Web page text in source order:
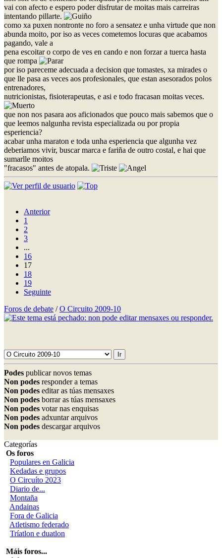
vai con afecto e espero poder disfrutar de moitas mais carreiras
intentando pillarte.
como xa puxen nontronte no foro a sensatez e unha virtude que non
abunda moito, por iso as veces cometemos locuras que acabamos
pagando, vale a
pena escoitar o corpo de ves en cando e non forzar a tuerca hasta
que rompa
por iso pareceme adecuada a decision que tomastes, xa mirades o
que lle pasa as veces aos profesionales, que estan asesorados polos
entrenadores,
nutricionistas, fisioterapeutas, e asi e todo fracasan moitas veces.
que non nos pasara aos aficionados que pouco mais sabemos que o
que leemos nalgunha revista especializada ou por propia
esperiencia?
acabar unha maraton e toda unha esperiencia que algunha vez
deberiamos vivir, buscar marca e fariña de outro costal, e hai que
sumarlle moitos
"fracasos" antes de atopala.
Anterior
1
2
3
...
16
17
18
19
Seguinte
Foros de debate /O Circuito 2009-10
Podes publicar novos temas
Non podes responder a temas
Non podes editar as túas mensaxes
Non podes borrar as túas mensaxes
Non podes votar nas enquisas
Non podes adxuntar arquivos
Non podes descargar arquivos
Categorías
Os foros
Populares en Galicia
Kedadas e grupos
O Circuíto 2023
Diario de...
Montaña
Andainas
Fora de Galicia
Atletismo federado
Tríatlon e duatlon
Máis foros...